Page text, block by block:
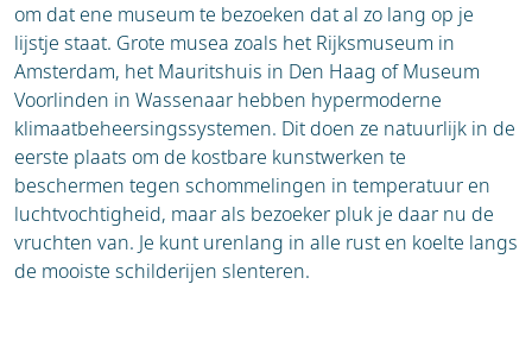
om dat ene museum te bezoeken dat al zo lang op je
lijstje staat. Grote musea zoals het Rijksmuseum in
Amsterdam, het Mauritshuis in Den Haag of Museum
Voorlinden in Wassenaar hebben hypermoderne
klimaatbeheersingssystemen. Dit doen ze natuurlijk in de
eerste plaats om de kostbare kunstwerken te
beschermen tegen schommelingen in temperatuur en
luchtvochtigheid, maar als bezoeker pluk je daar nu de
vruchten van. Je kunt urenlang in alle rust en koelte langs
de mooiste schilderijen slenteren.